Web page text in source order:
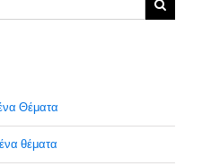
Θέματα
θέματα